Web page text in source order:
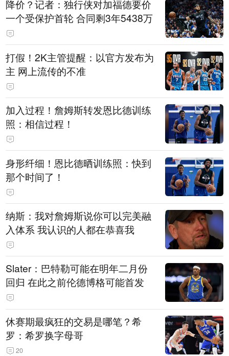
降价？记者：独行侠对加福德要价
一个受保护首轮 合同剩3年5438万
打假！2K主管提醒：以官方发布为
主 网上流传的不准
加入过程！詹姆斯转发恩比德训练
照：相信过程！
身形纤细！恩比德晒训练照：快到
那个时间了！
纳斯：我对詹姆斯说你可以完美融
入体系 我认识的人都在恭喜我
Slater：巴特勒可能在明年二月份
回归 在此之前伦德博格可能首发
休赛期最疯狂的交易是哪笔？希
罗：希罗换字母哥
20